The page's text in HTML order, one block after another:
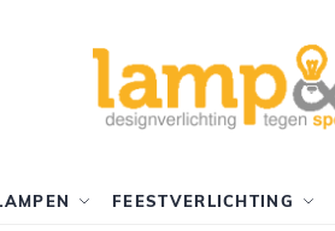
FEESTVERLICHTING